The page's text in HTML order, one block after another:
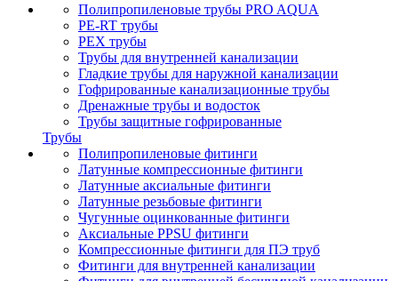
Полипропиленовые трубы PRO AQUA
PE-RT трубы
PEX трубы
Трубы для внутренней канализации
Гладкие трубы для наружной канализации
Гофрированные канализационные трубы
Дренажные трубы и водосток
Трубы защитные гофрированные
Трубы
Полипропиленовые фитинги
Латунные компрессионные фитинги
Латунные аксиальные фитинги
Латунные резьбовые фитинги
Чугунные оцинкованные фитинги
Аксиальные PPSU фитинги
Компрессионные фитинги для ПЭ труб
Фитинги для внутренней канализации